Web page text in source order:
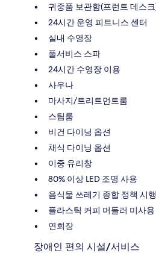
귀중품 보관함(프런트 데스
24시간 운영 피트니스 센터
실내 수영장
풀서비스 스파
24시간 수영장 이용
사우나
마사지/트리트먼트룸
스팀룸
비건 다이닝 옵션
채식 다이닝 옵션
이중 유리창
80% 이상 LED 조명 사용
음식물 쓰레기 종합 정책 시행
플라스틱 커피 머들러 미사용
연회장
장애인 편의 시설/서비스